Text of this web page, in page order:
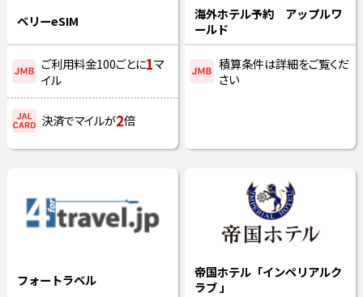
ベリーeSIM
ご利用料金100ごとに1マ
イル
決済でマイルが2倍
海外ホテル予約 アップルワ
ールド
積算条件は詳細をご覧くだ
さい
フォートラベル
帝国ホテル「インペリアルク
ラブ 」